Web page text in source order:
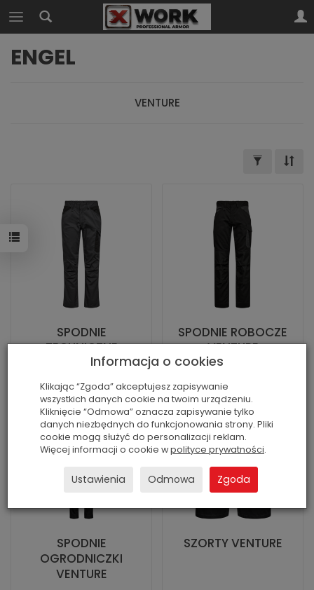
ENGEL
VENTURE
SPODNIE
TECHNICZNE
VENTURE
SPODNIE ROBOCZE
VENTURE
SPODNIE
OGRODNICZKI
VENTURE
SZORTY VENTURE
Informacja o cookies
Klikając “Zgoda” akceptujesz zapisywanie
wszystkich danych cookie na twoim urządzeniu.
Kliknięcie “Odmowa” oznacza zapisywanie tylko
danych niezbędnych do funkcjonowania strony. Pliki
cookie mogą służyć do personalizacji reklam.
Więcej informacji o cookie wpolityce prywatności.
Ustawienia Odmowa Zgoda